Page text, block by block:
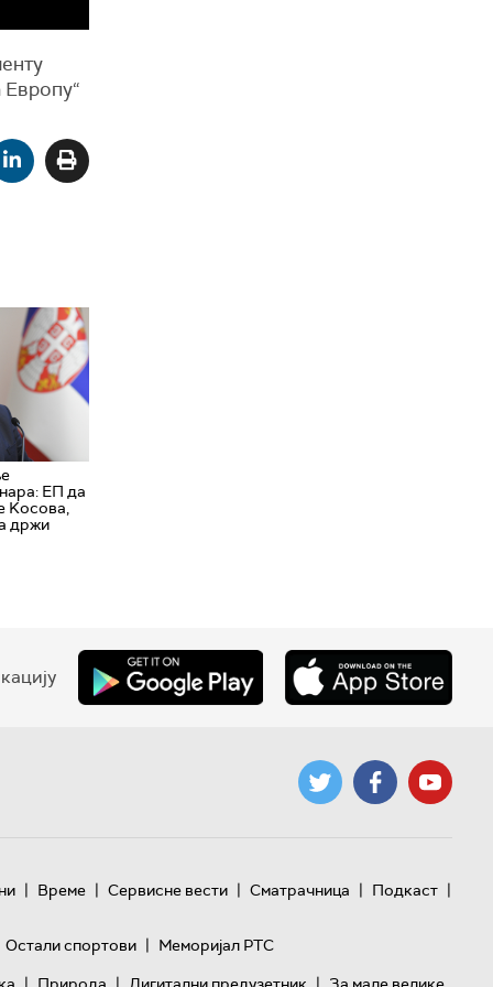
ЕП да
Kосова,
држи
| Време | Сервисне вести | Сматрачница | Подкаст |
Остали спортови | Меморијал РТС